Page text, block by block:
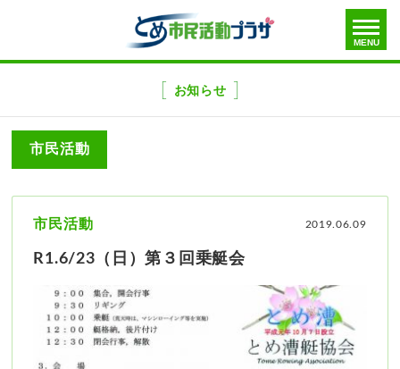
ニ
toggle
menu
MENU
お知らせ
市民活動
2019.06.09
市民活動
R1.6/23（日）第３回乗艇会